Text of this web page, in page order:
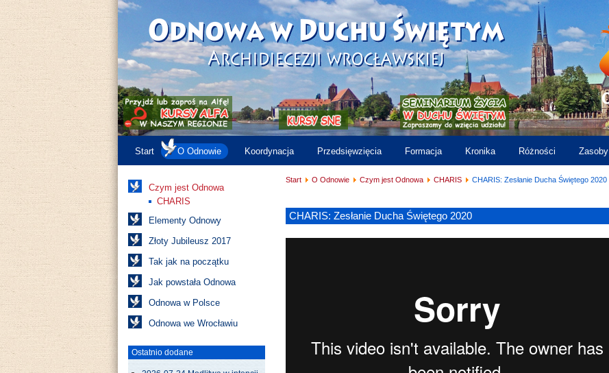
Start O Odnowie Koordynacja Przedsięwzięcia Formacja Kronika Różności Zasoby
Czym jest Odnowa
CHARIS
Elementy Odnowy
Złoty Jubileusz 2017
Tak jak na początku
Jak powstała Odnowa
Odnowa w Polsce
Odnowa we Wrocławiu
Ostatnio dodane
Start O Odnowie Czym jest Odnowa CHARIS CHARIS: Zesłanie Ducha Świętego 2020
CHARIS: Zesłanie Ducha Świętego 2020